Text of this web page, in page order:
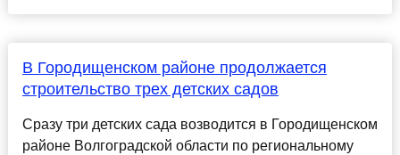
В Городищенском районе продолжается
строительство трех детских садов
Сразу три детских сада возводится в Городищенском
районе Волгоградской области по региональному